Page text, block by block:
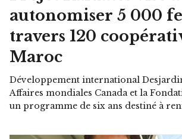
autonomiser 5 000
travers 120
Maroc
Développement international
Affaires mondiales Canada et la
un programme de six ans destiné à